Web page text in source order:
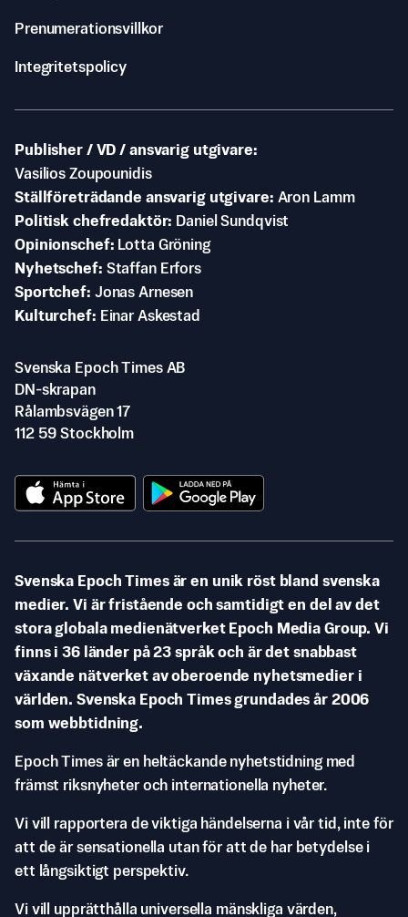
Prenumerationsvillkor
Integritetspolicy
Publisher / VD / ansvarig utgivare
Vasilios Zoupounidis
Ställföreträdande ansvarig utgivare Aron Lamm
Politisk chefredaktör
Daniel Sundqvist
Opinionschef
Lotta Gröning
Nyhetschef Staffan Erfors
Sportchef Jonas Arnesen
Kulturchef
Einar Askestad
Svenska Epoch Times AB
DN-skrapan
Rålambsvägen 17
112 59 Stockholm
Svenska Epoch Times är en unik röst bland svenska
medier. Vi är fristående och samtidigt en del av det
stora globala medienätverket Epoch Media Group. Vi
finns i 36 länder på 23 språk och är det snabbast
växande nätverket av oberoende nyhetsmedier i
världen. Svenska Epoch Times grundades år 2006
som webbtidning.
Epoch Times är en heltäckande nyhetstidning med
främst riksnyheter och internationella nyheter.
Vi vill rapportera de viktiga händelserna i vår tid, inte för
att de är sensationella utan för att de har betydelse i
ett långsiktigt perspektiv.
Vi vill upprätthålla universella mänskliga värden,